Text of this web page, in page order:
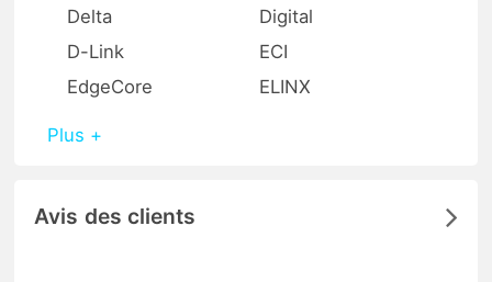
Delta
Digital
D-Link
ECI
EdgeCore
ELINX
Plus +
Avis des clients